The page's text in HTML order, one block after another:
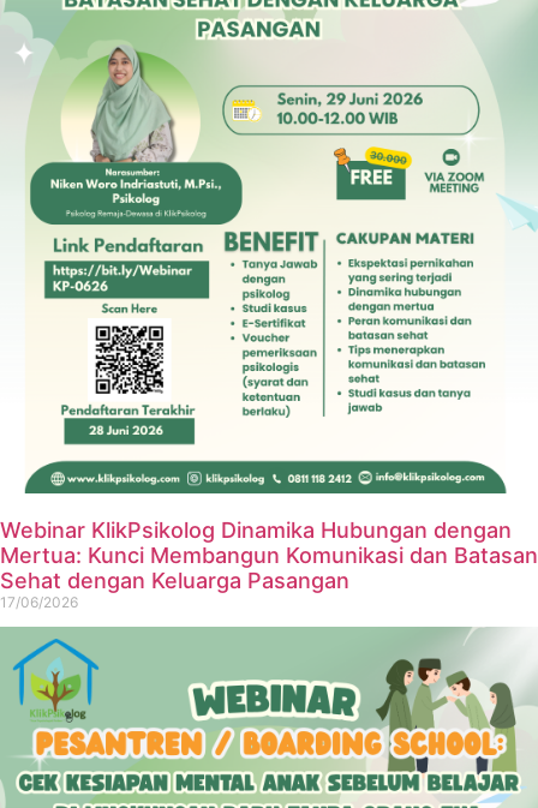
Webinar KlikPsikolog Dinamika Hubungan dengan
Mertua: Kunci Membangun Komunikasi dan Batasan
Sehat dengan Keluarga Pasangan
17/06/2026